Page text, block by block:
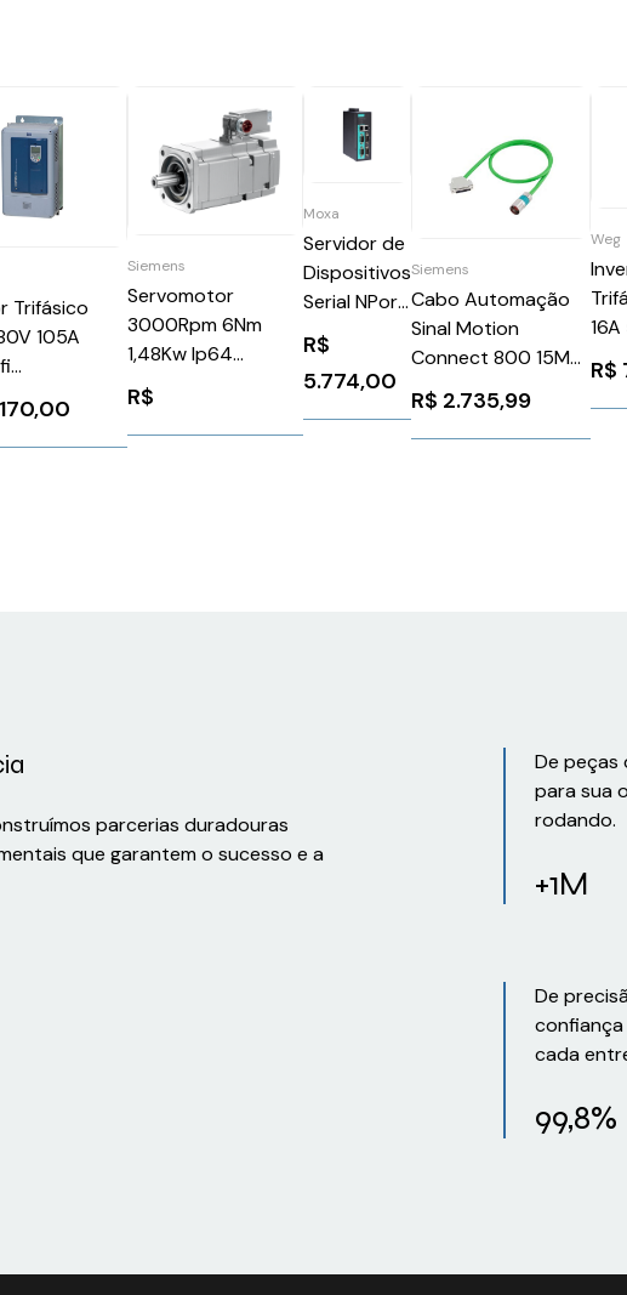
Trifásico
105A
11392336
Siemens
Servomotor
3000Rpm 6Nm
1,48Kw Ip64
1FK70602AF711QA0
Siemens 90699
R$
Moxa
Servidor de
Dispositivos
Serial NPort
IA5450AI-T
R$
5.774,00
Siemens
Cabo Automação
Sinal Motion
Connect 800 15M
Sinamics S120
Siemens
6FX80022CF021BF0
R$ 2.735,99
Weg
R$
parcerias duradouras
que garantem o sucesso e a
De peças
para sua
rodando.
+1M
De
confiança
cada
99,8%